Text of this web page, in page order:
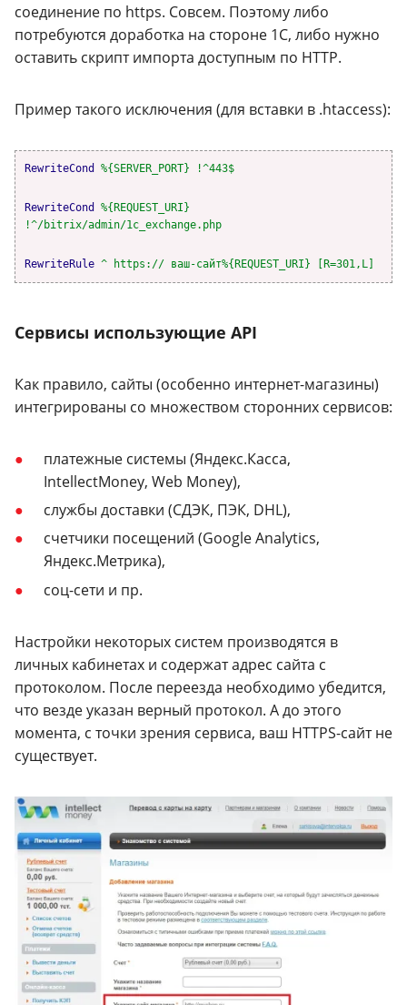
соединение по https. Совсем. Поэтому либо
потребуются доработка на стороне 1С, либо нужно
оставить скрипт импорта доступным по HTTP.
Пример такого исключения (для вставки в .htaccess):
RewriteCond %{SERVER_PORT} !^443$
RewriteCond %{REQUEST_URI}
!^/bitrix/admin/1c_exchange.php
RewriteRule ^ https:// ваш-сайт%{REQUEST_URI} [R=301,L]
Сервисы использующие API
Как правило, сайты (особенно интернет-магазины)
интегрированы со множеством сторонних сервисов:
платежные системы (Яндекс.Касса,
IntellectMoney, Web Money),
службы доставки (СДЭК, ПЭК, DHL),
счетчики посещений (Google Analytics,
Яндекс.Метрика),
соц-сети и пр.
Настройки некоторых систем производятся в
личных кабинетах и содержат адрес сайта с
протоколом. После переезда необходимо убедится,
что везде указан верный протокол. А до этого
момента, с точки зрения сервиса, ваш HTTPS-сайт не
существует.